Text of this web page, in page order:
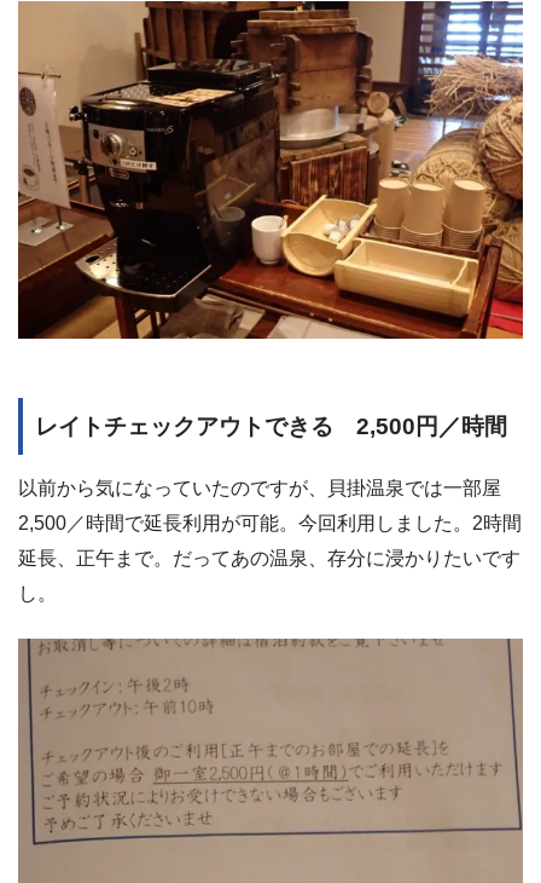
レイトチェックアウトできる 2,500円／時間
以前から気になっていたのですが、貝掛温泉では一部屋
2,500／時間で延長利用が可能。今回利用しました。2時間
延長、正午まで。だってあの温泉、存分に浸かりたいです
し。